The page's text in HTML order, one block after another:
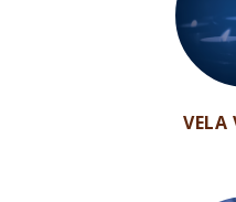
VELA